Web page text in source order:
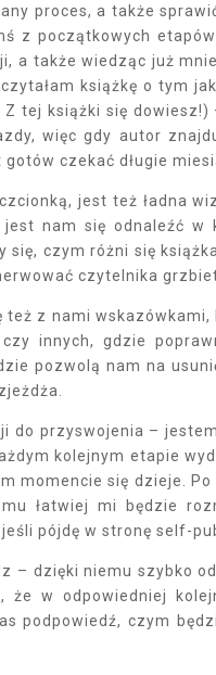
proces, a także
z początkowych
a także wiedząc już
książkę o tym
tej książki się dowiesz!)
więc gdy autor
czekać długie
jest też ładna
nam się odnaleźć w
się, czym różni się
czytelnika
też z nami
innych, gdzie
pozwolą nam na
do przyswojenia –
kolejnym etapie
momencie się dzieje.
łatwiej mi będzie
pójdę w stronę self-
– dzięki niemu szybko
w odpowiedniej
podpowiedź, czym